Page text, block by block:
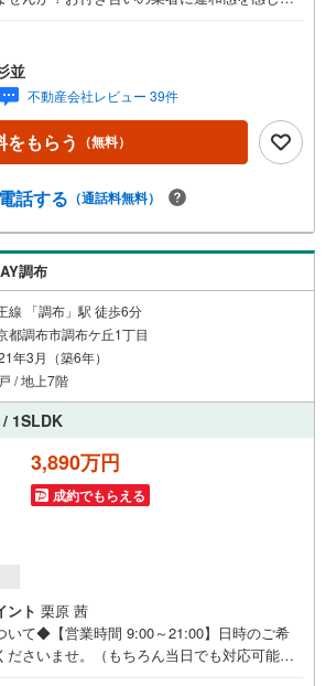
何のしがらみもなく、お客様の理想の物件を
。東宝ハウス杉並【（FD）:】ご見学希望の物
てご案内させていただきます。遠慮なくご希
ださいませ。■ご見学について■【営業時間 9:
人気物件は特に問い合わせが集中するため、お
くださいませ。「室内・現地を見学する」ボ
CLUB■弊社で売買されたお客様はTOHO H
り換えなど、オンラインでやりとりができま
るファイナンシャルライフサポート■ファイナ
ンナーが住宅ローン、保険・税金、資産運
の対策をアドバイスを致します。
並
不動産会社レビュー 39件
をもらう （無料）
電話する （通話料無料）
調布
線 「調布」駅 徒歩6分
都調布市調布ケ丘1丁目
年3月（築6年）
/ 地上7階
/ 1SLDK
3,890万円
成約でもらえる
ント 栗原 茜
て◆【営業時間 9:00～21:00】日時のご希
ださいませ。（もちろん当日でも対応可能で